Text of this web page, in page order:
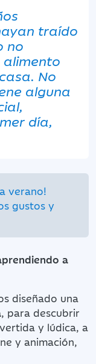
traído
no
No
alguna
día,
verano!
gustos y
a
diseñado una
, para descubrir
y lúdica, a
y animación,